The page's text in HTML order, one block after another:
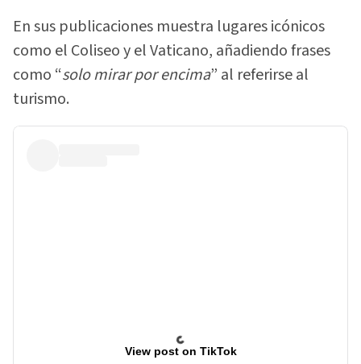
En sus publicaciones muestra lugares icónicos
como el Coliseo y el Vaticano, añadiendo frases
como “solo mirar por encima” al referirse al
turismo.
View post on TikTok